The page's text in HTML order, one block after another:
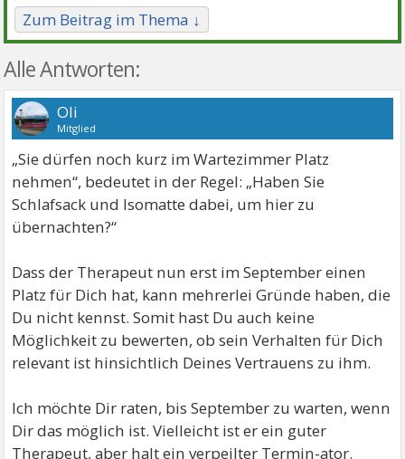
Zum Beitrag im Thema ↓
Alle Antworten:
Oli
Mitglied
„Sie dürfen noch kurz im Wartezimmer Platz
nehmen“, bedeutet in der Regel: „Haben Sie
Schlafsack und Isomatte dabei, um hier zu
übernachten?“
Dass der Therapeut nun erst im September einen
Platz für Dich hat, kann mehrerlei Gründe haben, die
Du nicht kennst. Somit hast Du auch keine
Möglichkeit zu bewerten, ob sein Verhalten für Dich
relevant ist hinsichtlich Deines Vertrauens zu ihm.
Ich möchte Dir raten, bis September zu warten, wenn
Dir das möglich ist. Vielleicht ist er ein guter
Therapeut, aber halt ein verpeilter Termin-ator.